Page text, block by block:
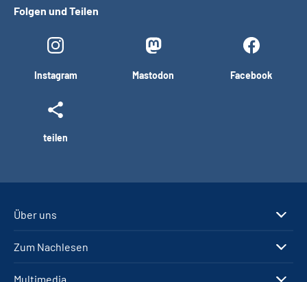
Folgen und Teilen
Instagram Mastodon Facebook
teilen
Über uns
Zum Nachlesen
Multimedia